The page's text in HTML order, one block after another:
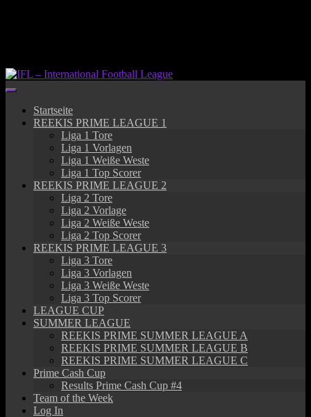
Startseite
REEKIS PRIME LEAGUE 1
Liga 1 Tore
Liga 1 Vorlagen
Liga 1 Weiße Weste
Liga 1 Top Scorer
REEKIS PRIME LEAGUE 2
Liga 2 Tore
Liga 2 Vorlage
Liga 2 Weiße Weste
Liga 2 Top Scorer
REEKIS PRIME LEAGUE 3
Liga 3 Tore
Liga 3 Vorlagen
Liga 3 Weiße Weste
Liga 3 Top Scorer
LEAGUE CUP
SUMMER LEAGUE
REEKIS PRIME SUMMER LEAGUE A
REEKIS PRIME SUMMER LEAGUE B
REEKIS PRIME SUMMER LEAGUE C
Prime Cash Cup
Results Prime Cash Cup #4
Team of the Week
Log In